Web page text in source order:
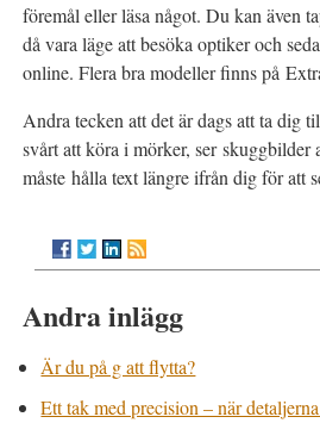
föremål eller läsa något. Du kan även
då vara läge att besöka optiker och
online. Flera bra modeller finns på
Andra tecken att det är dags att ta dig
svårt att köra i mörker, ser skuggbilder
måste hålla text längre ifrån dig för att
Andra inlägg
Är du på g att flytta?
Ett tak med precision – när